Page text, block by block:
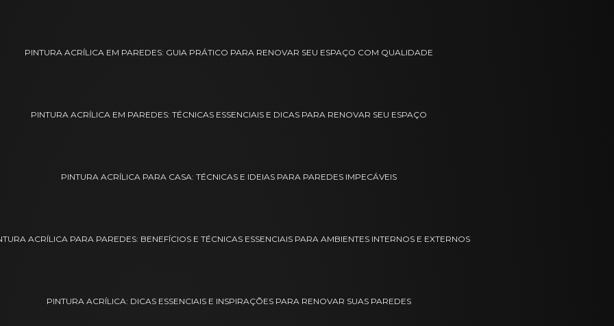
PINTURA ACRÍLICA EM PAREDES: GUIA PRÁTICO PARA RENOVAR SEU ESPAÇO COM QUALIDADE
PINTURA ACRÍLICA EM PAREDES: TÉCNICAS ESSENCIAIS E DICAS PARA RENOVAR SEU ESPAÇO
PINTURA ACRÍLICA PARA CASA: TÉCNICAS E IDEIAS PARA PAREDES IMPECÁVEIS
ACRÍLICA PARA PAREDES: BENEFÍCIOS E TÉCNICAS ESSENCIAIS PARA AMBIENTES INTERNOS E EXTERNOS
PINTURA ACRÍLICA: DICAS ESSENCIAIS E INSPIRAÇÕES PARA RENOVAR SUAS PAREDES